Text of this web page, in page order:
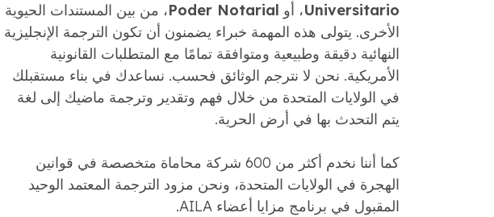
Universitario، أو Poder Notarial، من بين المستندات الحيوية
الأخرى. يتولى هذه المهمة خبراء يضمنون أن تكون الترجمة الإنجليزية
النهائية دقيقة وطبيعية ومتوافقة تمامًا مع المتطلبات القانونية
الأمريكية. نحن لا نترجم الوثائق فحسب. نساعدك في بناء مستقبلك
في الولايات المتحدة من خلال فهم وتقدير وترجمة ماضيك إلى لغة
يتم التحدث بها في أرض الحرية.
كما أننا نخدم أكثر من 600 شركة محاماة متخصصة في قوانين
الهجرة في الولايات المتحدة، ونحن مزود الترجمة المعتمد الوحيد
المقبول في برنامج مزايا أعضاء AILA.